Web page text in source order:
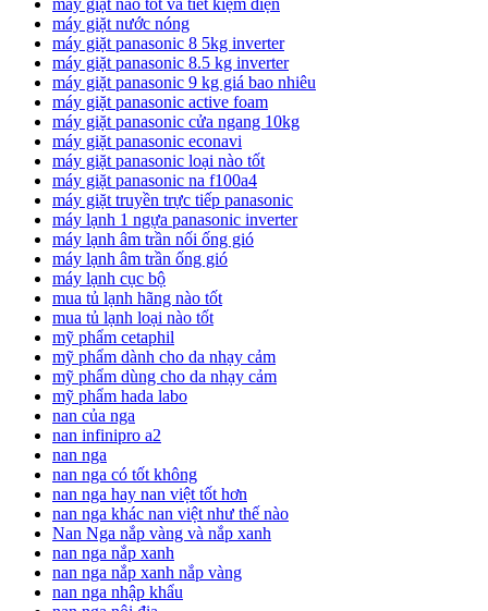
máy giặt nước nóng
máy giặt panasonic 8 5kg inverter
máy giặt panasonic 8.5 kg inverter
máy giặt panasonic 9 kg giá bao nhiêu
máy giặt panasonic active foam
máy giặt panasonic cửa ngang 10kg
máy giặt panasonic econavi
máy giặt panasonic loại nào tốt
máy giặt panasonic na f100a4
máy giặt truyền trực tiếp panasonic
máy lạnh 1 ngựa panasonic inverter
máy lạnh âm trần nối ống gió
máy lạnh âm trần ống gió
máy lạnh cục bộ
mua tủ lạnh hãng nào tốt
mua tủ lạnh loại nào tốt
mỹ phẩm cetaphil
mỹ phẩm dành cho da nhạy cảm
mỹ phẩm dùng cho da nhạy cảm
mỹ phẩm hada labo
nan của nga
nan infinipro a2
nan nga
nan nga có tốt không
nan nga hay nan việt tốt hơn
nan nga khác nan việt như thế nào
Nan Nga nắp vàng và nắp xanh
nan nga nắp xanh
nan nga nắp xanh nắp vàng
nan nga nhập khẩu